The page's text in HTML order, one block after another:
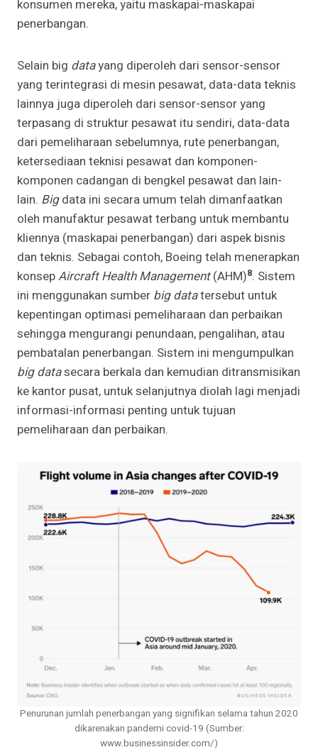
konsumen mereka, yaitu maskapai-maskapai
penerbangan.
Selain big datayang diperoleh dari sensor-sensor
yang terintegrasi di mesin pesawat, data-data teknis
lainnya juga diperoleh dari sensor-sensor yang
terpasang di struktur pesawat itu sendiri, data-data
dari pemeliharaan sebelumnya, rute penerbangan,
ketersediaan teknisi pesawat dan komponen-
komponen cadangan di bengkel pesawat dan lain-
lain. Bigdata ini secara umum telah dimanfaatkan
oleh manufaktur pesawat terbang untuk membantu
kliennya (maskapai penerbangan) dari aspek bisnis
dan teknis. Sebagai contoh, Boeing telah menerapkan
konsepAircraft Health Management(AHM)8. Sistem
ini menggunakan sumber big datatersebut untuk
kepentingan optimasi pemeliharaan dan perbaikan
sehingga mengurangi penundaan, pengalihan, atau
pembatalan penerbangan. Sistem ini mengumpulkan
big datasecara berkala dan kemudian ditransmisikan
ke kantor pusat, untuk selanjutnya diolah lagi menjadi
informasi-informasi penting untuk tujuan
pemeliharaan dan perbaikan.
Penurunan jumlah penerbangan yang signifikan selama tahun 2020
dikarenakan pandemi covid-19 (Sumber:
www.businessinsider.com/)